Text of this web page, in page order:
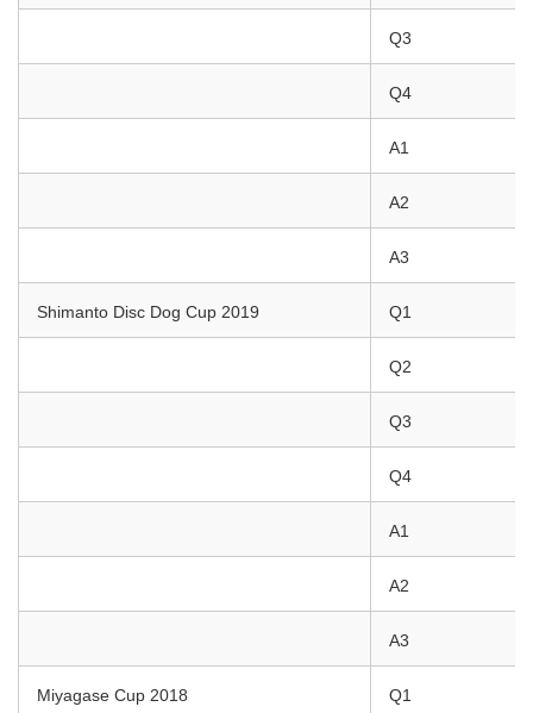
Q3
Q4
A1
A2
A3
Shimanto Disc Dog Cup 2019 Q1
Q2
Q3
Q4
A1
A2
A3
Miyagase Cup 2018 Q1